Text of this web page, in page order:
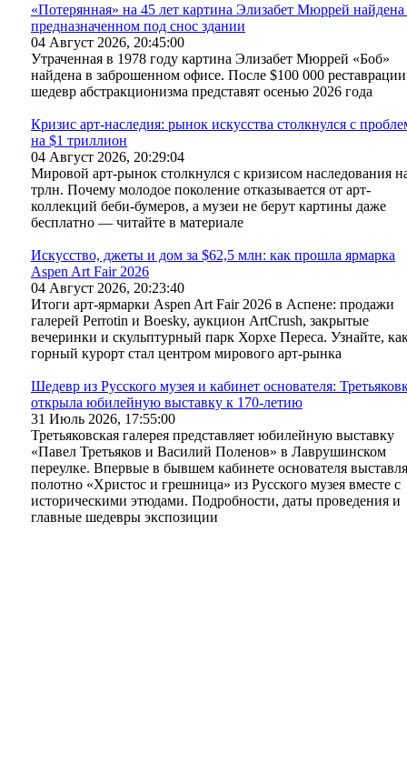
«Потерянная» на 45 лет картина Элизабет Мюррей найдена
предназначенном под снос здании
04 Август 2026, 20:45:00
Утраченная в 1978 году картина Элизабет Мюррей «Боб»
найдена в заброшенном офисе. После $100 000 реставрации
шедевр абстракционизма представят осенью 2026 года
Кризис арт-наследия: рынок искусства столкнулся с
на $1 триллион
04 Август 2026, 20:29:04
Мировой арт-рынок столкнулся с кризисом наследования
трлн. Почему молодое поколение отказывается от арт-
коллекций беби-бумеров, а музеи не берут картины даже
бесплатно — читайте в материале
Искусство, джеты и дом за $62,5 млн: как прошла ярмарка
Aspen Art Fair 2026
04 Август 2026, 20:23:40
Итоги арт-ярмарки Aspen Art Fair 2026 в Аспене: продажи
галерей Perrotin и Boesky, аукцион ArtCrush, закрытые
вечеринки и скульптурный парк Хорхе Переса. Узнайте,
горный курорт стал центром мирового арт-рынка
Шедевр из Русского музея и кабинет основателя:
открыла юбилейную выставку к 170-летию
31 Июль 2026, 17:55:00
Третьяковская галерея представляет юбилейную выставку
«Павел Третьяков и Василий Поленов» в Лаврушинском
переулке. Впервые в бывшем кабинете основателя
полотно «Христос и грешница» из Русского музея вместе с
историческими этюдами. Подробности, даты проведения и
главные шедевры экспозиции